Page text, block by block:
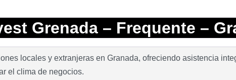
Grenada – Frequente –
locales y extranjeras en Granada, ofreciendo asistencia
el clima de negocios.